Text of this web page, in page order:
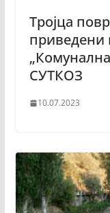
Тројца
приведени
СУТКОЗ
10.07.2023